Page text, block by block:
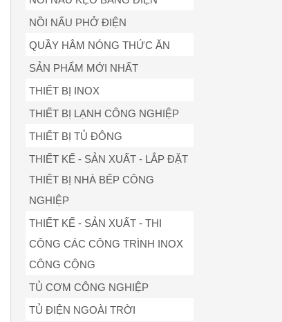
NỒI NẤU PHỞ ĐIỆN
QUẦY HÂM NÓNG THỨC ĂN
SẢN PHẨM MỚI NHẤT
THIẾT BỊ INOX
THIẾT BỊ LẠNH CÔNG NGHIỆP
THIẾT BỊ TỦ ĐÔNG
THIẾT KẾ - SẢN XUẤT - LẮP ĐẶT
THIẾT BỊ NHÀ BẾP CÔNG
NGHIỆP
THIẾT KẾ - SẢN XUẤT - THI
CÔNG CÁC CÔNG TRÌNH INOX
CÔNG CỘNG
TỦ CƠM CÔNG NGHIỆP
TỦ ĐIỆN NGOÀI TRỜI